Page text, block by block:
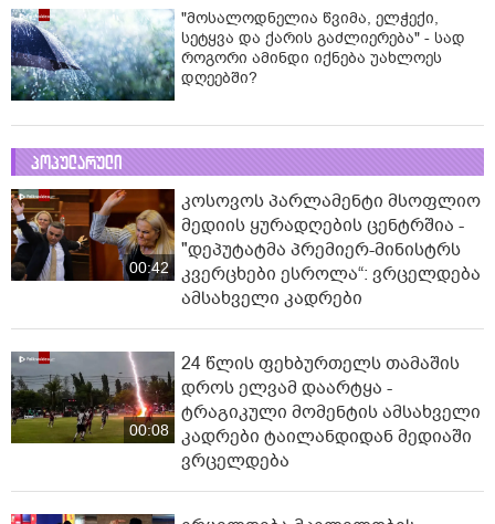
"მოსალოდნელია წვიმა, ელჭექი,
სეტყვა და ქარის გაძლიერება" - სად
როგორი ამინდი იქნება უახლოეს
დღეებში?
პოპულარული
00:42
კოსოვოს პარლამენტი მსოფლიო
მედიის ყურადღების ცენტრშია -
"დეპუტატმა პრემიერ-მინისტრს
კვერცხები ესროლა“: ვრცელდება
ამსახველი კადრები
00:08
24 წლის ფეხბურთელს თამაშის
დროს ელვამ დაარტყა -
ტრაგიკული მომენტის ამსახველი
კადრები ტაილანდიდან მედიაში
ვრცელდება